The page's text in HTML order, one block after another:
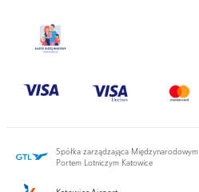
Spółka zarządzająca Międzynarodowym
Portem Lotniczym Katowice